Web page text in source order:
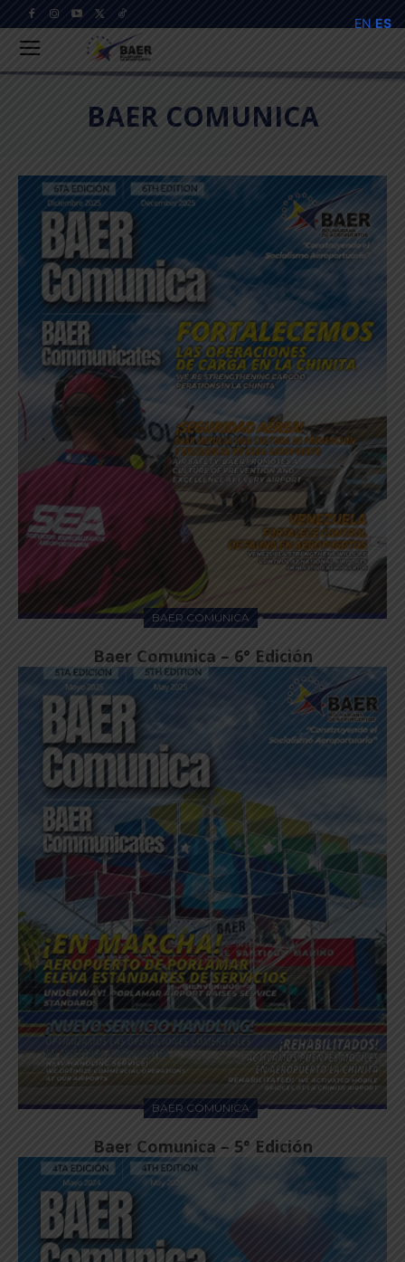
BAER COMUNICA
BAER COMUNICA
Baer Comunica – 6° Edición
BAER COMUNICA
Baer Comunica – 5° Edición
EN ES